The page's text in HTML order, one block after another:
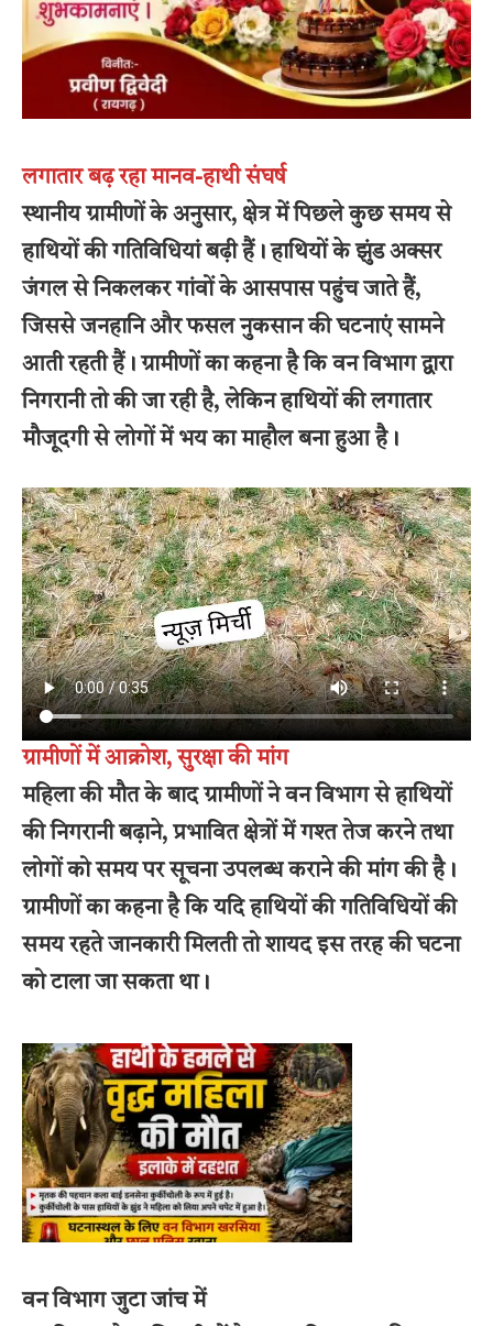
लगातार बढ़ रहा मानव-हाथी संघर्ष
स्थानीय ग्रामीणों के अनुसार, क्षेत्र में पिछले कुछ समय से
हाथियों की गतिविधियां बढ़ी हैं। हाथियों के झुंड अक्सर
जंगल से निकलकर गांवों के आसपास पहुंच जाते हैं,
जिससे जनहानि और फसल नुकसान की घटनाएं सामने
आती रहती हैं। ग्रामीणों का कहना है कि वन विभाग द्वारा
निगरानी तो की जा रही है, लेकिन हाथियों की लगातार
मौजूदगी से लोगों में भय का माहौल बना हुआ है।
ग्रामीणों में आक्रोश, सुरक्षा की मांग
महिला की मौत के बाद ग्रामीणों ने वन विभाग से हाथियों
की निगरानी बढ़ाने, प्रभावित क्षेत्रों में गश्त तेज करने तथा
लोगों को समय पर सूचना उपलब्ध कराने की मांग की है।
ग्रामीणों का कहना है कि यदि हाथियों की गतिविधियों की
समय रहते जानकारी मिलती तो शायद इस तरह की घटना
को टाला जा सकता था।
वन विभाग जुटा जांच में